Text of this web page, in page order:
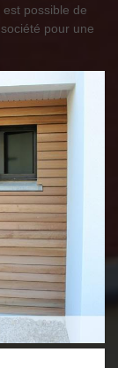
possible de
pour une